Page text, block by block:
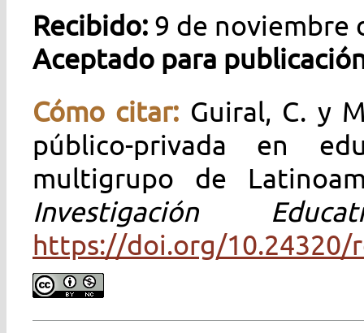
Recibido: 9 de noviembre
Aceptado para
Cómo citar: Guiral, C. y
público-privada en
multigrupo de
Investigación
https://doi.org/10.24320/